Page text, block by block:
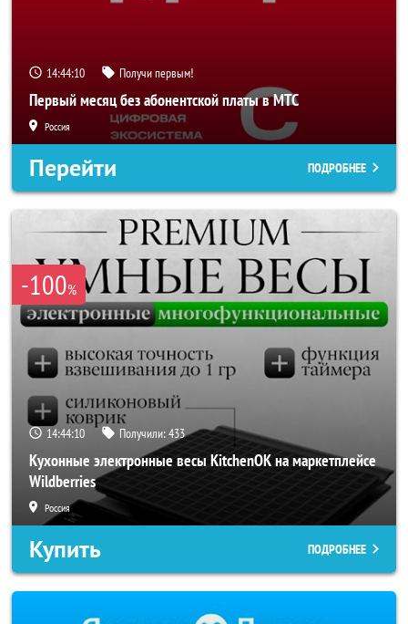
14:44:08 Получи первым!
Первый месяц без абонентской платы в МТС
Россия
Перейти ПОДРОБНЕЕ
-100%
14:44:08 Получили:433
Кухонные электронные весы KitchenOK на маркетплейсе
Wildberries
Россия
Купить ПОДРОБНЕЕ